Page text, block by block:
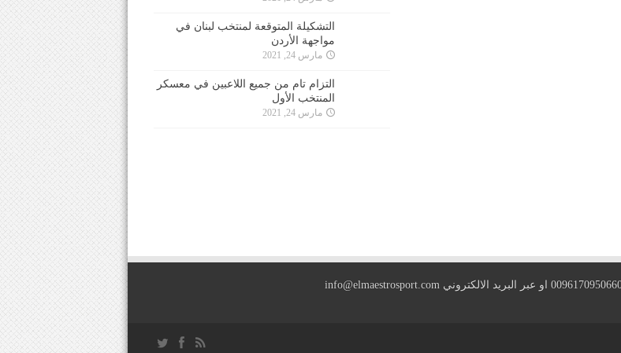
التشكيلة المتوقعة لمنتخب لبنان في
مواجهة الأردن
مارس 24, 2021
التزام تام من جميع اللاعبين في معسكر
المنتخب الأول
مارس 24, 2021
info@elmaestrosport.com